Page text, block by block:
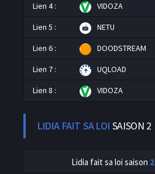
Lien 4 :
VIDOZA
Lien 5 :
NETU
Lien 6 :
DOODSTREAM
Lien 7 :
UQLOAD
Lien 8 :
VIDOZA
LIDIA FAIT SA LOI SAISON 2
Lidia fait sa loi saison 2